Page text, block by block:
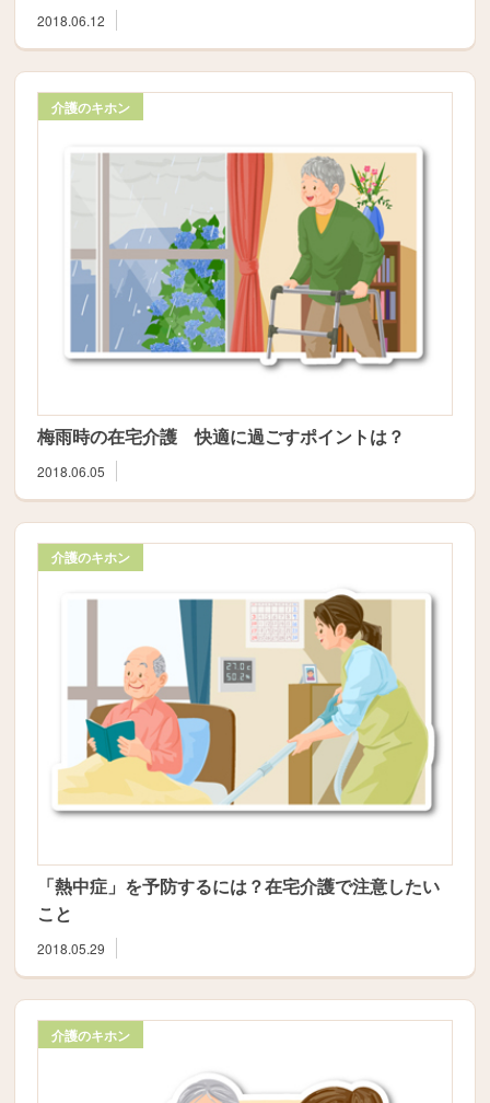
2018.06.12
介護のキホン
梅雨時の在宅介護 快適に過ごすポイントは？
2018.06.05
介護のキホン
「熱中症」を予防するには？在宅介護で注意したい
こと
2018.05.29
介護のキホン